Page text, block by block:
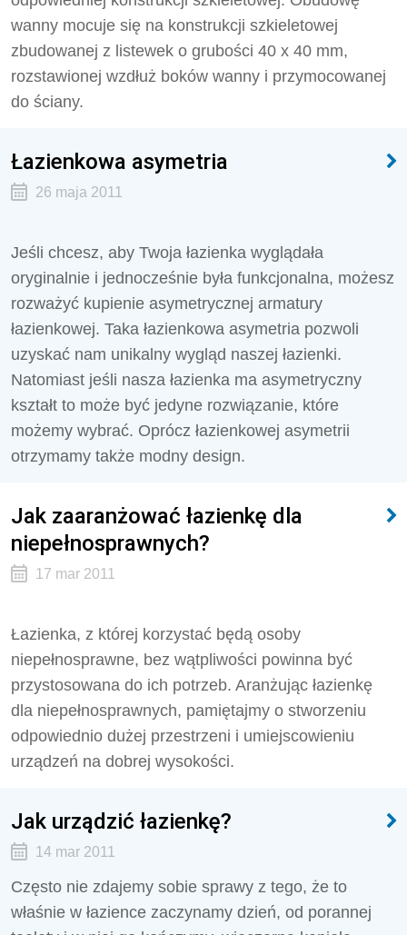
wanny mocuje się na konstrukcji szkieletowej
zbudowanej z listewek o grubości 40 x 40 mm,
rozstawionej wzdłuż boków wanny i przymocowanej
do ściany.
Łazienkowa asymetria
26 maja 2011
Jeśli chcesz, aby Twoja łazienka wyglądała
oryginalnie i jednocześnie była funkcjonalna, możesz
rozważyć kupienie asymetrycznej armatury
łazienkowej. Taka łazienkowa asymetria pozwoli
uzyskać nam unikalny wygląd naszej łazienki.
Natomiast jeśli nasza łazienka ma asymetryczny
kształt to może być jedyne rozwiązanie, które
możemy wybrać. Oprócz łazienkowej asymetrii
otrzymamy także modny design.
Jak zaaranżować łazienkę dla
niepełnosprawnych?
17 mar 2011
Łazienka, z której korzystać będą osoby
niepełnosprawne, bez wątpliwości powinna być
przystosowana do ich potrzeb. Aranżując łazienkę
dla niepełnosprawnych, pamiętajmy o stworzeniu
odpowiednio dużej przestrzeni i umiejscowieniu
urządzeń na dobrej wysokości.
Jak urządzić łazienkę?
14 mar 2011
Często nie zdajemy sobie sprawy z tego, że to
właśnie w łazience zaczynamy dzień, od porannej